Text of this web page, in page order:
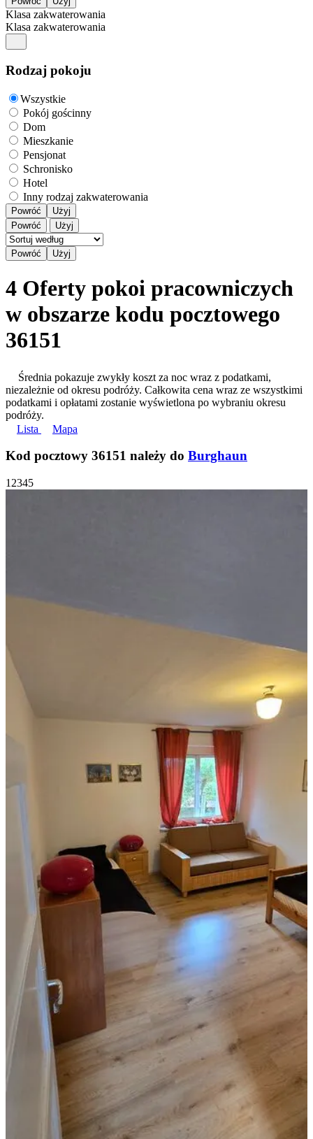
Klasa zakwaterowania
Klasa zakwaterowania
Rodzaj pokoju
Wszystkie
Pokój gościnny
Dom
Mieszkanie
Pensjonat
Schronisko
Hotel
Inny rodzaj zakwaterowania
Powróć
Użyj
Powróć
Użyj
4 Oferty pokoi pracowniczych
w obszarze kodu pocztowego
36151
Średnia pokazuje zwykły koszt za noc wraz z podatkami,
niezależnie od okresu podróży. Całkowita cena wraz ze wszystkimi
podatkami i opłatami zostanie wyświetlona po wybraniu okresu
podróży.
Lista
Mapa
Kod pocztowy 36151 należy do Burghaun
1 2345